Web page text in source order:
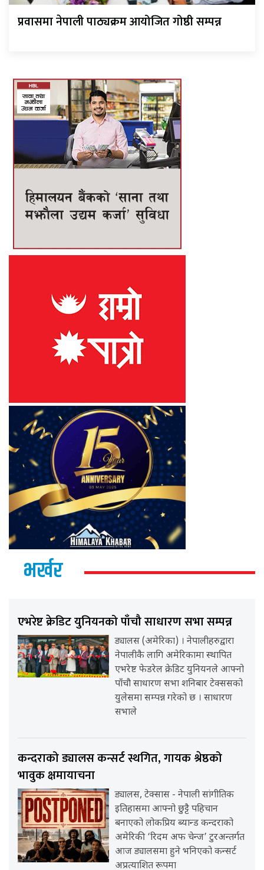
प्रवासमा नेपाली पाठ्यक्रम आयोजित गोष्ठी सम्पन्न
भर्खर
एभरेष्ट क्रेडिट युनियनको पाँचौ साधारण सभा सम्पन्न
ड्यालस (अमेरिका) । नेपालीहरुद्वारा
नेपालीकै लागि अमेरिकामा स्थापित
एभरेष्ट फेडरेल क्रेडिट युनियनले आफ्नो
पाँचौ साधारण सभा शनिबार टेक्ससको
युलेसमा सम्पन्न गरेको छ । साधारण
सभाले
कन्दराको ड्यालस कन्सर्ट स्थगित, गायक श्रेष्ठको
भावुक क्षमायाचना
ड्यालस, टेक्सास - नेपाली सांगीतिक
इतिहासमा आफ्नो छुट्टै पहिचान
बनाएको लोकप्रिय ब्यान्ड कन्दराको
अमेरिकी ‘रिदम अफ चेन्ज’ टुरअन्तर्गत
आज ड्यालसमा हुने भनिएको कन्सर्ट
अप्रत्याशित रूपमा